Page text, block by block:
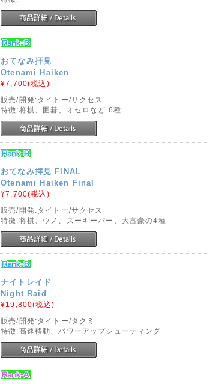
おてなみ拝見
Otenami Haiken
¥7,700(税込)
販売/開発:タイトー/サクセス
特徴:将棋、囲碁、オセロなど 6種
おてなみ拝見 FINAL
Otenami Haiken Final
¥7,700(税込)
販売/開発:タイトー/サクセス
特徴:将棋、ウノ、ズーキーパー、大富豪の4種
ナイトレイド
Night Raid
¥19,800(税込)
販売/開発:タイトー/タクミ
特徴:高速移動、パワーアップシューティング